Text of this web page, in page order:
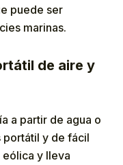
puede ser
marinas.
de aire y
a partir de agua o
portátil y de fácil
y lleva